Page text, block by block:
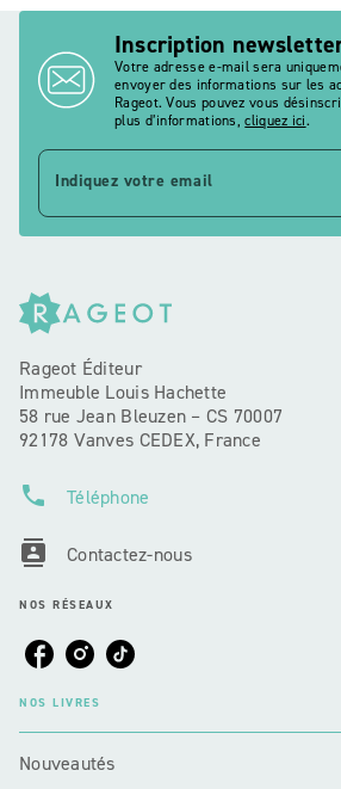
Inscription
Votre adresse e-mail sera
envoyer des informations sur les
Rageot. Vous pouvez vous
plus d’informations,cliquez ici.
Indiquez votre email
Rageot Éditeur
Immeuble Louis Hachette
58 rue Jean Bleuzen – CS 70007
92178 Vanves CEDEX, France
phone Téléphone
contacts Contactez-nous
NOS RÉSEAUX
NOS LIVRES
Nouveautés